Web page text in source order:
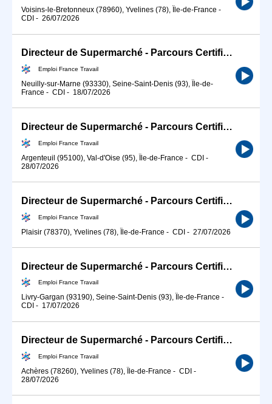
Voisins-le-Bretonneux (78960), Yvelines (78), Île-de-France -
CDI - 26/07/2026
Directeur de Supermarché - Parcours Certifiant (H/F)
Emploi France Travail
Neuilly-sur-Marne (93330), Seine-Saint-Denis (93), Île-de-
France - CDI - 18/07/2026
Directeur de Supermarché - Parcours Certifiant (H/F)
Emploi France Travail
Argenteuil (95100), Val-d'Oise (95), Île-de-France - CDI -
28/07/2026
Directeur de Supermarché - Parcours Certifiant (H/F)
Emploi France Travail
Plaisir (78370), Yvelines (78), Île-de-France - CDI - 27/07/2026
Directeur de Supermarché - Parcours Certifiant (H/F)
Emploi France Travail
Livry-Gargan (93190), Seine-Saint-Denis (93), Île-de-France -
CDI - 17/07/2026
Directeur de Supermarché - Parcours Certifiant (H/F)
Emploi France Travail
Achères (78260), Yvelines (78), Île-de-France - CDI -
28/07/2026